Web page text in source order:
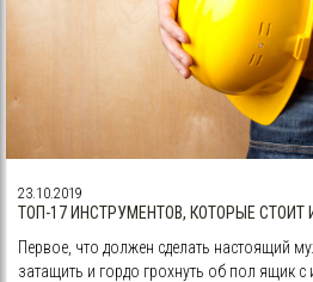
23.10.2019
ТОП-17 ИНСТРУМЕНТОВ, КОТОРЫЕ
Первое, что должен сделать настоящий
затащить и гордо грохнуть об пол ящик с